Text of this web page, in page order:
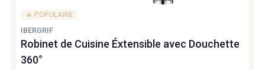
🔥 POPULAIRE
IBERGRIF
Robinet de Cuisine Éxtensible avec Douchette
360°